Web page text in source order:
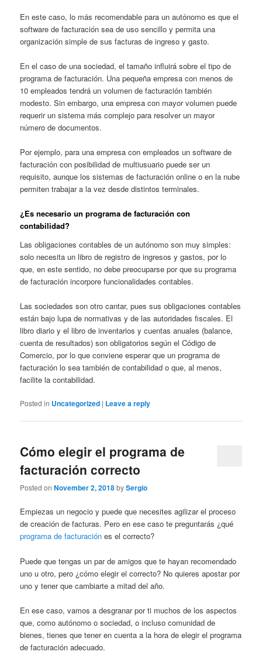
En este caso, lo más recomendable para un autónomo es que el
software de facturación sea de uso sencillo y permita una
organización simple de sus facturas de ingreso y gasto.
En el caso de una sociedad, el tamaño influirá sobre el tipo de
programa de facturación. Una pequeña empresa con menos de
10 empleados tendrá un volumen de facturación también
modesto. Sin embargo, una empresa con mayor volumen puede
requerir un sistema más complejo para resolver un mayor
número de documentos.
Por ejemplo, para una empresa con empleados un software de
facturación con posibilidad de multiusuario puede ser un
requisito, aunque los sistemas de facturación online o en la nube
permiten trabajar a la vez desde distintos terminales.
¿Es necesario un programa de facturación con
contabilidad?
Las obligaciones contables de un autónomo son muy simples:
solo necesita un libro de registro de ingresos y gastos, por lo
que, en este sentido, no debe preocuparse por que su programa
de facturación incorpore funcionalidades contables.
Las sociedades son otro cantar, pues sus obligaciones contables
están bajo lupa de normativas y de las autoridades fiscales. El
libro diario y el libro de inventarios y cuentas anuales (balance,
cuenta de resultados) son obligatorios según el Código de
Comercio, por lo que conviene esperar que un programa de
facturación lo sea también de contabilidad o que, al menos,
facilite la contabilidad.
Posted in Uncategorized | Leave a reply
Cómo elegir el programa de
facturación correcto
Posted onNovember 2, 2018bySergio
Empiezas un negocio y puede que necesites agilizar el proceso
de creación de facturas. Pero en ese caso te preguntarás ¿qué
programa de facturación es el correcto?
Puede que tengas un par de amigos que te hayan recomendado
uno u otro, pero ¿cómo elegir el correcto? No quieres apostar por
uno y tener que cambiarte a mitad del año.
En ese caso, vamos a desgranar por ti muchos de los aspectos
que, como autónomo o sociedad, o incluso comunidad de
bienes, tienes que tener en cuenta a la hora de elegir el programa
de facturación adecuado.